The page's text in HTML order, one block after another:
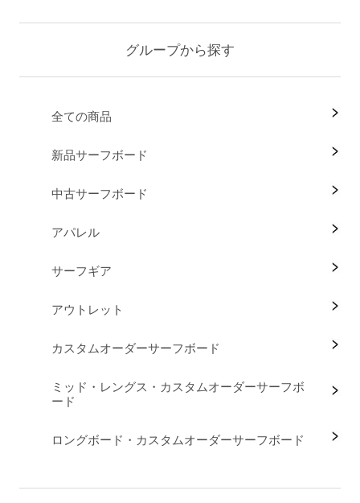
グループから探す
全ての商品
新品サーフボード
中古サーフボード
アパレル
サーフギア
アウトレット
カスタムオーダーサーフボード
ミッド・レングス・カスタムオーダーサーフボ
ード
ロングボード・カスタムオーダーサーフボード